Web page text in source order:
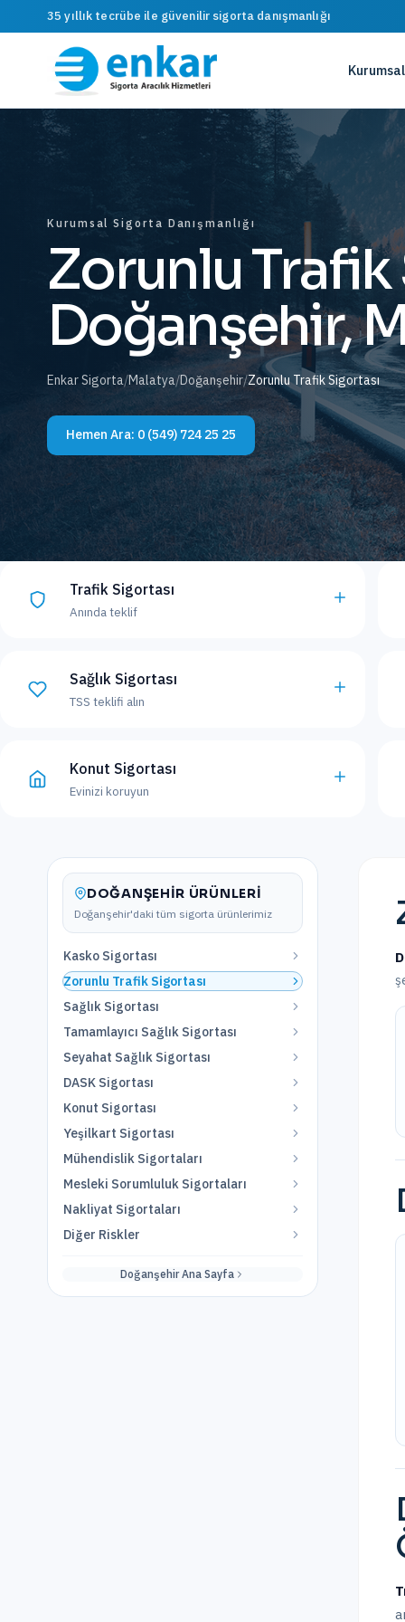
35 yıllık tecrübe ile güvenilir sigorta danışmanlığı
Kurumsal
Kurumsal Sigorta Danışmanlığı
Zorunlu Trafik
Doğanşehir,
Enkar Sigorta/Malatya/Doğanşehir/Zorunlu Trafik Sigortası
Hemen Ara: 0 (549) 724 25 25
Trafik Sigortası
Anında teklif
Sağlık Sigortası
TSS teklifi alın
Konut Sigortası
Evinizi koruyun
DOĞANŞEHIR ÜRÜNLERI
Doğanşehir'daki tüm sigorta ürünlerimiz
Kasko Sigortası
Zorunlu Trafik Sigortası
Sağlık Sigortası
Tamamlayıcı Sağlık Sigortası
Seyahat Sağlık Sigortası
DASK Sigortası
Konut Sigortası
Yeşilkart Sigortası
Mühendislik Sigortaları
Mesleki Sorumluluk Sigortaları
Nakliyat Sigortaları
Diğer Riskler
DoğanşehirAna Sayfa